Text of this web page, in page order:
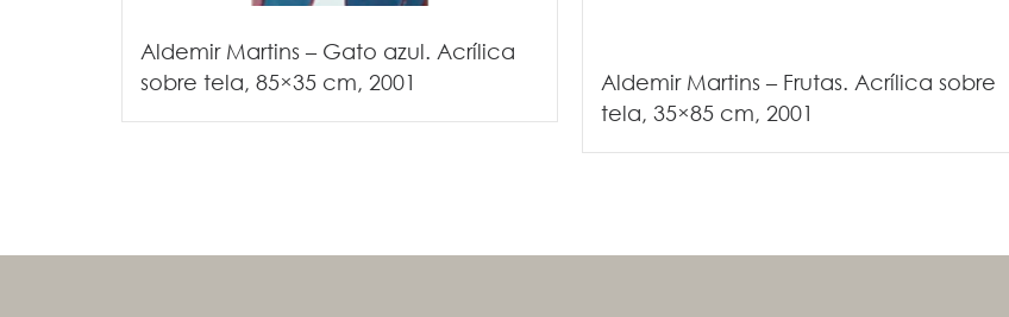
Aldemir Martins – Gato azul. Acrílica
sobre tela, 85×35 cm, 2001
Aldemir Martins – Frutas. Acrílica sobre
tela, 35×85 cm, 2001